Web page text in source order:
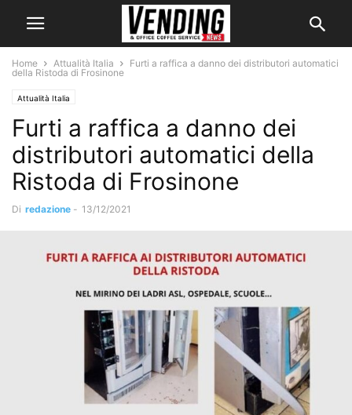
Home Attualità Italia
Furti a raffica a danno dei distributori automatici
della Ristoda di Frosinone
Attualità Italia
Furti a raffica a danno dei
distributori automatici della
Ristoda di Frosinone
Di redazione - 13/12/2021